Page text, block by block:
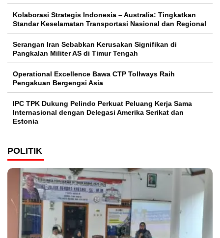
Kolaborasi Strategis Indonesia – Australia: Tingkatkan
Standar Keselamatan Transportasi Nasional dan Regional
Serangan Iran Sebabkan Kerusakan Signifikan di
Pangkalan Militer AS di Timur Tengah
Operational Excellence Bawa CTP Tollways Raih
Pengakuan Bergengsi Asia
IPC TPK Dukung Pelindo Perkuat Peluang Kerja Sama
Internasional dengan Delegasi Amerika Serikat dan
Estonia
POLITIK